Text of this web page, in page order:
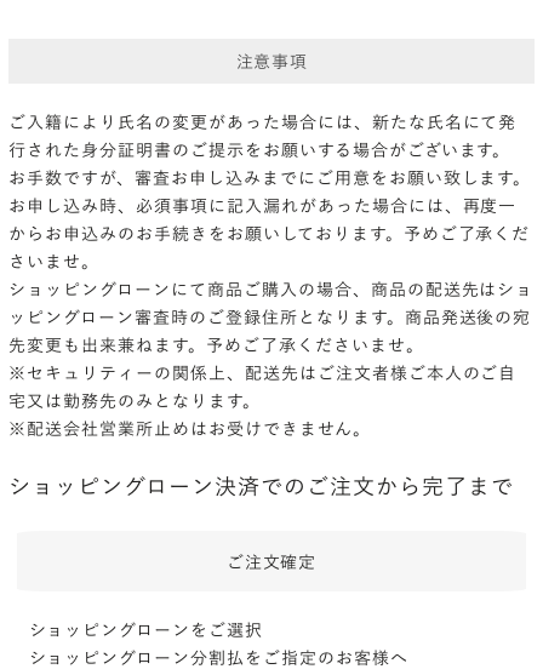
注意事項
ご入籍により氏名の変更があった場合には、新たな氏名にて発
行された身分証明書のご提示をお願いする場合がございます。
お手数ですが、審査お申し込みまでにご用意をお願い致します。
お申し込み時、必須事項に記入漏れがあった場合には、再度一
からお申込みのお手続きをお願いしております。予めご了承くだ
さいませ。
ショッピングローンにて商品ご購入の場合、商品の配送先はショ
ッピングローン審査時のご登録住所となります。商品発送後の宛
先変更も出来兼ねます。予めご了承くださいませ。
※セキュリティーの関係上、配送先はご注文者様ご本人のご自
宅又は勤務先のみとなります。
※配送会社営業所止めはお受けできません。
ショッピングローン決済でのご注文から完了まで
ご注文確定
ショッピングローンをご選択
ショッピングローン分割払をご指定のお客様へ